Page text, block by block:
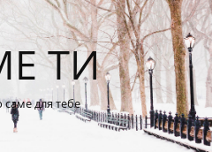
ТИ
саме для тебе